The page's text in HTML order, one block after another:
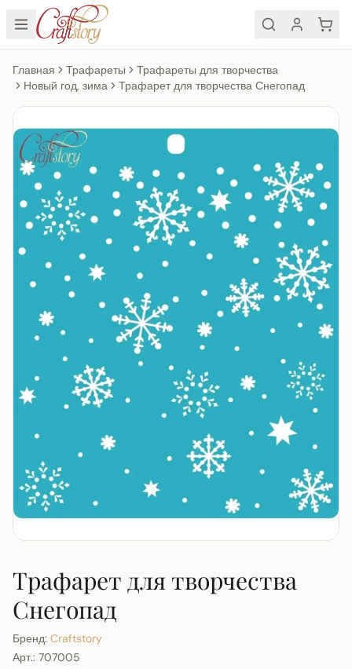
Главная Трафареты
Трафареты для творчества
Новый год, зима
Трафарет для творчества Снегопад
Трафарет для творчества
Снегопад
Бренд: Craftstory
Арт.: 707005